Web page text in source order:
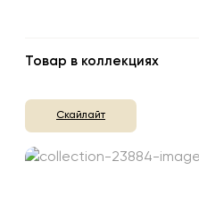
Товар в коллекциях
Скайлайт